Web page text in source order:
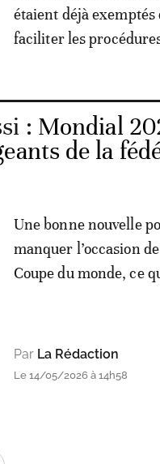
étaient déjà
faciliter les
: Mondial
de la
Une bonne nouvelle
manquer l’occasion
Coupe du monde, ce
Par La Rédaction
Le 14/05/2026 à 14h58